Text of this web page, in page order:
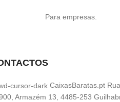
Para empresas.
CaixasBaratas.pt
Armazém 13, 4485-253